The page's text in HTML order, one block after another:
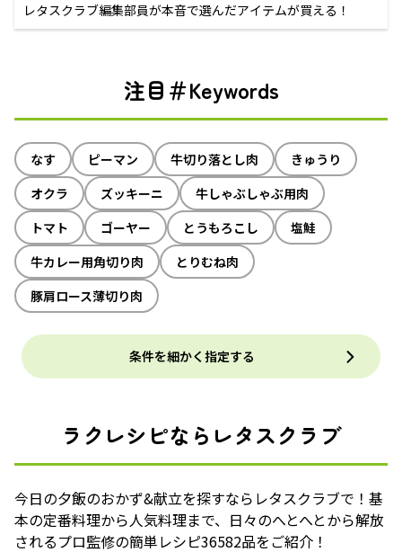
レタスクラブ編集部員が本音で選んだアイテムが買える！
注目＃Keywords
なす ピーマン 牛切り落とし肉
きゅうり
オクラ
ズッキーニ
牛しゃぶしゃぶ用肉
トマト
ゴーヤー とうもろこし
塩鮭
牛カレー用角切り肉
とりむね肉
豚肩ロース薄切り肉
条件を細かく指定する
ラクレシピならレタスクラブ
今日の夕飯のおかず&献立を探すならレタスクラブで！基
本の定番料理から人気料理まで、日々のへとへとから解放
されるプロ監修の簡単レシピ36582品をご紹介！